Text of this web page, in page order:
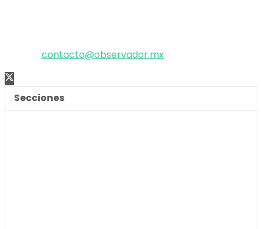
contacto@observador.mx
Secciones